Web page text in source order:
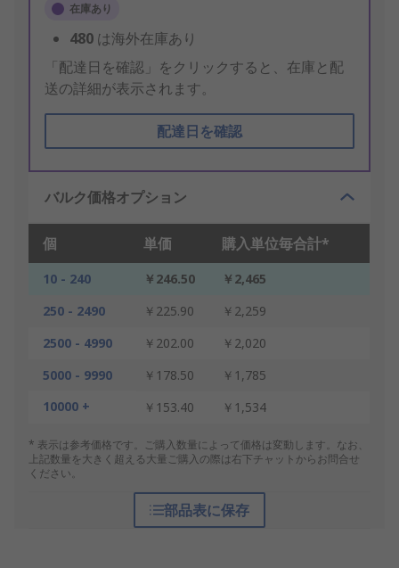
在庫あり
480 は海外在庫あり
「配達日を確認」をクリックすると、在庫と配
送の詳細が表示されます。
配達日を確認
バルク価格オプション
個 単価 購入単位毎合計*
10 - 240 ￥246.50
￥2,465
250 - 2490
￥225.90
￥2,259
2500 - 4990
￥202.00
￥2,020
5000 - 9990
￥178.50
￥1,785
10000 +
￥153.40 ￥1,534
* 表示は参考価格です。ご購入数量によって価格は変動します。なお、
上記数量を大きく超える大量ご購入の際は右下チャットからお問合せ
ください。
部品表に保存